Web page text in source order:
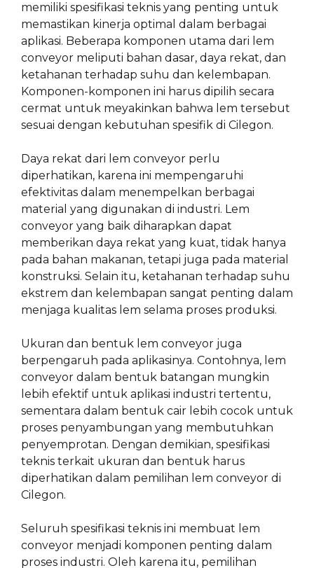
memiliki spesifikasi teknis yang penting untuk
memastikan kinerja optimal dalam berbagai
aplikasi. Beberapa komponen utama dari lem
conveyor meliputi bahan dasar, daya rekat, dan
ketahanan terhadap suhu dan kelembapan.
Komponen-komponen ini harus dipilih secara
cermat untuk meyakinkan bahwa lem tersebut
sesuai dengan kebutuhan spesifik di Cilegon.
Daya rekat dari lem conveyor perlu
diperhatikan, karena ini mempengaruhi
efektivitas dalam menempelkan berbagai
material yang digunakan di industri. Lem
conveyor yang baik diharapkan dapat
memberikan daya rekat yang kuat, tidak hanya
pada bahan makanan, tetapi juga pada material
konstruksi. Selain itu, ketahanan terhadap suhu
ekstrem dan kelembapan sangat penting dalam
menjaga kualitas lem selama proses produksi.
Ukuran dan bentuk lem conveyor juga
berpengaruh pada aplikasinya. Contohnya, lem
conveyor dalam bentuk batangan mungkin
lebih efektif untuk aplikasi industri tertentu,
sementara dalam bentuk cair lebih cocok untuk
proses penyambungan yang membutuhkan
penyemprotan. Dengan demikian, spesifikasi
teknis terkait ukuran dan bentuk harus
diperhatikan dalam pemilihan lem conveyor di
Cilegon.
Seluruh spesifikasi teknis ini membuat lem
conveyor menjadi komponen penting dalam
proses industri. Oleh karena itu, pemilihan